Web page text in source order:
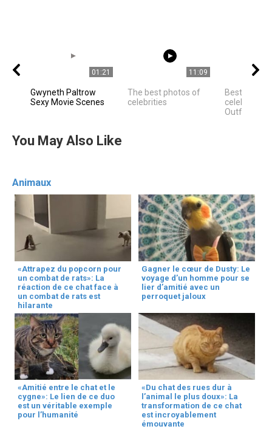
01:21
Gwyneth Paltrow
Sexy Movie Scenes
11:09
The best photos of
celebrities
Best
celebrities
Outfit Ideas
You May Also Like
Animaux
«Attrapez du popcorn pour
un combat de rats»: La
réaction de ce chat face à
un combat de rats est
hilarante
Gagner le cœur de Dusty: Le
voyage d’un homme pour se
lier d’amitié avec un
perroquet jaloux
«Amitié entre le chat et le
cygne»: Le lien de ce duo
est un véritable exemple
pour l’humanité
«Du chat des rues dur à
l’animal le plus doux»: La
transformation de ce chat
est incroyablement
émouvante